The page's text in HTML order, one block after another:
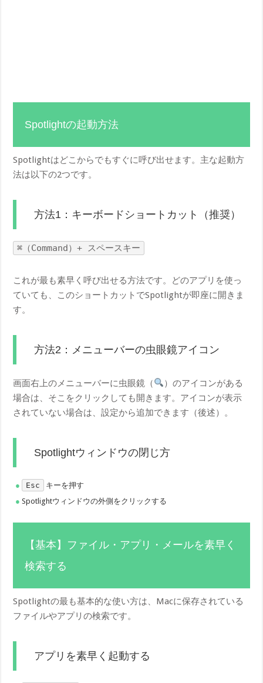
Spotlightの起動方法
Spotlightはどこからでもすぐに呼び出せます。主な起動方
法は以下の2つです。
方法1：キーボードショートカット（推奨）
⌘（Command）+ スペースキー
これが最も素早く呼び出せる方法です。どのアプリを使っ
ていても、このショートカットでSpotlightが即座に開きま
す。
方法2：メニューバーの虫眼鏡アイコン
画面右上のメニューバーに虫眼鏡（
）のアイコンがある
場合は、そこをクリックしても開きます。アイコンが表示
されていない場合は、設定から追加できます（後述）。
Spotlightウィンドウの閉じ方
Esc
キーを押す
Spotlightウィンドウの外側をクリックする
【基本】ファイル・アプリ・メールを素早く
検索する
Spotlightの最も基本的な使い方は、Macに保存されている
ファイルやアプリの検索です。
アプリを素早く起動する